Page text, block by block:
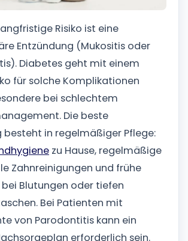
Risiko ist eine
Entzündung (Mukositis oder
Diabetes geht mit einem
für solche Komplikationen
bei schlechtem
Die beste
besteht in regelmäßiger Pflege:
zu Hause, regelmäßige
Zahnreinigungen und frühe
Blutungen oder tiefen
Bei Patienten mit
von Parodontitis kann ein
erforderlich sein.